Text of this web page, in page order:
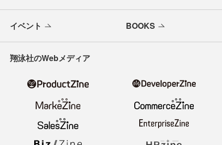
イベント BOOKS
翔泳社のWebメディア